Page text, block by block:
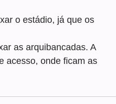
o estádio, já que os
as arquibancadas. A
acesso, onde ficam as